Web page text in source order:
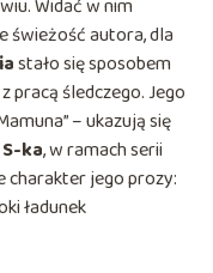
Widać w nim
świeżość autora, dla
stało się sposobem
pracą śledczego. Jego
– ukazują się
ka, w ramach serii
charakter jego prozy:
ładunek